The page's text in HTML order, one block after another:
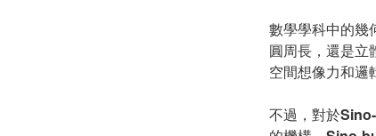
數學學科中的幾
圓周長，還是立
空間想像力和邏
不過，對於